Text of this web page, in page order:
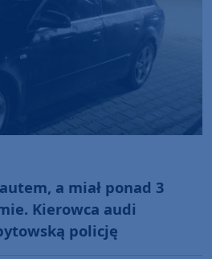
a miał ponad 3
Kierowca audi
policję